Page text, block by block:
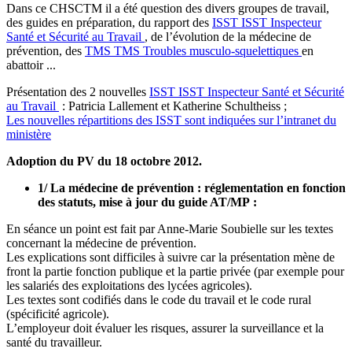
Dans ce CHSCTM il a été question des divers groupes de travail,
des guides en préparation, du rapport des ISST ISST Inspecteur
Santé et Sécurité au Travail , de l’évolution de la médecine de
prévention, des TMS TMS Troubles musculo-squelettiques en
abattoir ...
Présentation des 2 nouvelles ISST ISST Inspecteur Santé et Sécurité
au Travail : Patricia Lallement et Katherine Schultheiss ;
Les nouvelles répartitions des ISST sont indiquées sur l’intranet du
ministère
Adoption du PV du 18 octobre 2012.
1/ La médecine de prévention : réglementation en fonction
des statuts, mise à jour du guide AT/MP :
En séance un point est fait par Anne-Marie Soubielle sur les textes
concernant la médecine de prévention.
Les explications sont difficiles à suivre car la présentation mène de
front la partie fonction publique et la partie privée (par exemple pour
les salariés des exploitations des lycées agricoles).
Les textes sont codifiés dans le code du travail et le code rural
(spécificité agricole).
L’employeur doit évaluer les risques, assurer la surveillance et la
santé du travailleur.